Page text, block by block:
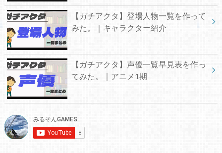
【ガチアクタ】登場人物一覧を作って
みた。｜キャラクター紹介
【ガチアクタ】声優一覧早見表を作っ
てみた。｜アニメ1期